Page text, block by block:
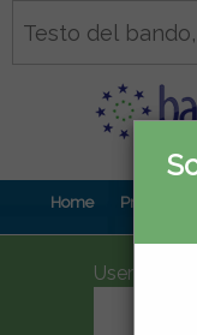
Home Prova
UserID